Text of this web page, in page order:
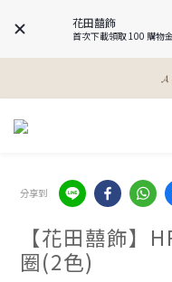
花田囍飾
首次下載領取 100 購物金
𝓐
𝓐
分享到
【花田囍飾】
圈(2色)